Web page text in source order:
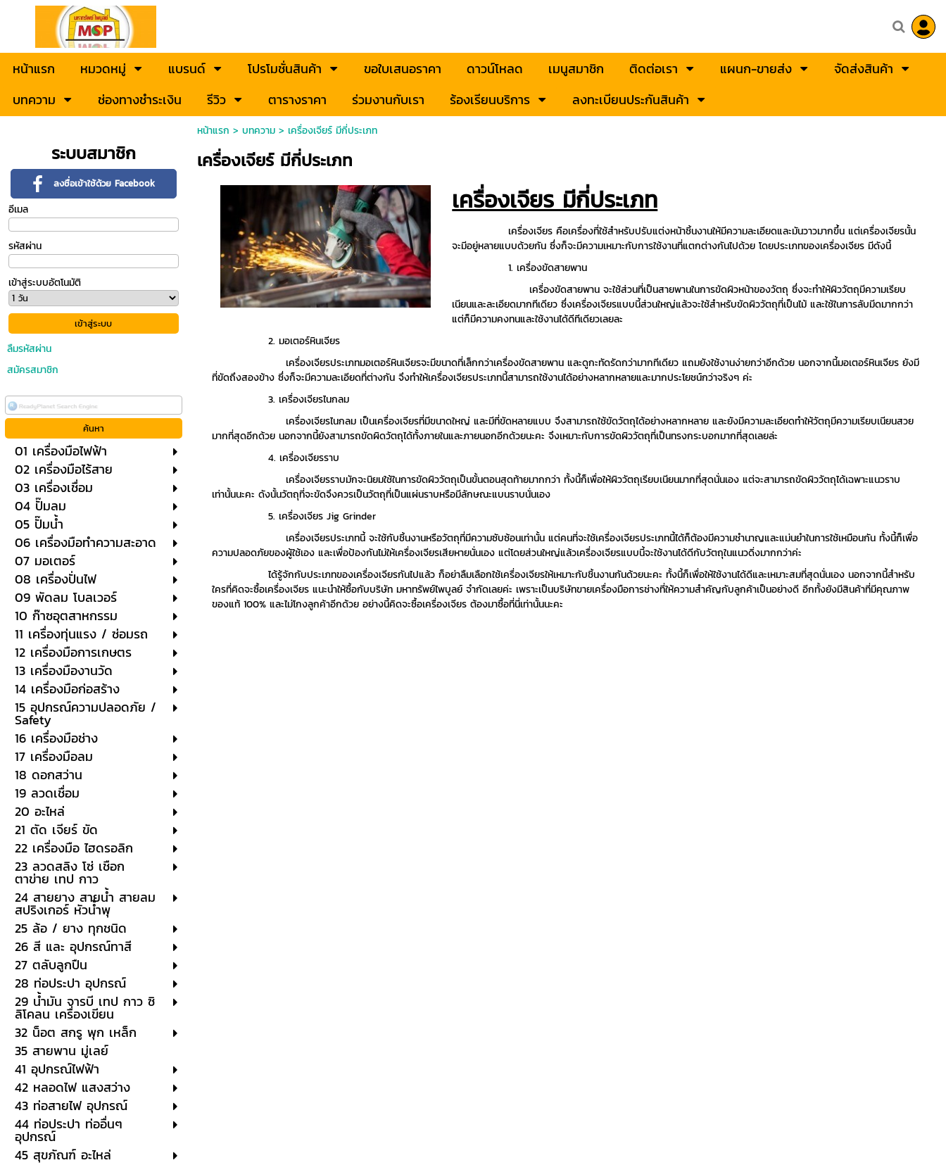
หน้าแรก หมวดหมู่ แบรนด์ โปรโมชั่นสินค้า ขอใบเสนอราคา ดาวน์โหลด เมนูสมาชิก ติดต่อเรา แผนก-ขายส่ง
จัดส่งสินค้า
บทความ
ช่องทางชำระเงิน รีวิว ตารางราคา ร่วมงานกับเรา ร้องเรียนบริการ ลงทะเบียนประกันสินค้า
ระบบสมาชิก
ลงชื่อเข้าใช้ด้วย Facebook
อีเมล
รหัสผ่าน
เข้าสู่ระบบอัตโนมัติ
ลืมรหัสผ่าน
สมัครสมาชิก
01 เครื่องมือไฟฟ้า
02 เครื่องมือไร้สาย
03 เครื่องเชื่อม
04 ปั๊มลม
05 ปั๊มน้ำ
06 เครื่องมือทำความสะอาด
07 มอเตอร์
08 เครื่องปั่นไฟ
09 พัดลม โบลเวอร์
10 ก๊าซอุตสาหกรรม
11 เครื่องทุ่นแรง / ซ่อมรถ
12 เครื่องมือการเกษตร
13 เครื่องมืองานวัด
14 เครื่องมือก่อสร้าง
15 อุปกรณ์ความปลอดภัย /
Safety
16 เครื่องมือช่าง
17 เครื่องมือลม
18 ดอกสว่าน
19 ลวดเชื่อม
20 อะไหล่
21 ตัด เจียร์ ขัด
22 เครื่องมือ ไฮดรอลิก
23 ลวดสลิง โซ่ เชือก
ตาข่าย เทป กาว
24 สายยาง สายน้ำ สายลม
สปริงเกอร์ หัวน้ำพุ
25 ล้อ / ยาง ทุกชนิด
26 สี และ อุปกรณ์ทาสี
27 ตลับลูกปืน
28 ท่อประปา อุปกรณ์
29 น้ำมัน จารบี เทป กาว ซิ
ลิโคลน เครื่องเขียน
32 น็อต สกรู พุก เหล็ก
35 สายพาน มู่เลย์
41 อุปกรณ์ไฟฟ้า
42 หลอดไฟ แสงสว่าง
43 ท่อสายไฟ อุปกรณ์
44 ท่อประปา ท่ออื่นๆ
อุปกรณ์
45 สุขภัณฑ์ อะไหล่
หน้าแรก > บทความ> เครื่องเจียร์ มีกี่ประเภท
เครื่องเจียร์ มีกี่ประเภท
เครื่องเจียร มีกี่ประเภท
เครื่องเจียร คือเครื่องที่ใช้สำหรับปรับแต่งหน้าชิ้นงานให้มีความละเอียดและมันวาวมากขึ้น แต่เครื่องเจียรนั้น
จะมีอยู่หลายแบบด้วยกัน ซึ่งก็จะมีความเหมาะกับการใช้งานที่แตกต่างกันไปด้วย โดยประเภทของเครื่องเจียร มีดังนี้
1. เครื่องขัดสายพาน
เครื่องขัดสายพาน จะใช้ส่วนที่เป็นสายพานในการขัดผิวหน้าของวัตถุ ซึ่งจะทำให้ผิววัตถุมีความเรียบ
เนียนและละเอียดมากทีเดียว ซึ่งเครื่องเจียรแบบนี้ส่วนใหญ่แล้วจะใช้สำหรับขัดผิววัตถุที่เป็นไม้ และใช้ในการลับมีดมากกว่า
แต่ก็มีความคงทนและใช้งานได้ดีทีเดียวเลยละ
2. มอเตอร์หินเจียร
เครื่องเจียรประเภทมอเตอร์หินเจียรจะมีขนาดที่เล็กกว่าเครื่องขัดสายพาน และดูกะทัดรัดกว่ามากทีเดียว แถมยังใช้งานง่ายกว่าอีกด้วย นอกจากนี้มอเตอร์หินเจียร ยังมี
ที่ขัดถึงสองข้าง ซึ่งก็จะมีความละเอียดที่ต่างกัน จึงทำให้เครื่องเจียรประเภทนี้สามารถใช้งานได้อย่างหลากหลายและมากประโยชน์กว่าจริงๆ ค่ะ
3. เครื่องเจียรไนกลม
เครื่องเจียรไนกลม เป็นเครื่องเจียรที่มีขนาดใหญ่ และมีที่ขัดหลายแบบ จึงสามารถใช้ขัดวัตถุได้อย่างหลากหลาย และยังมีความละเอียดทำให้วัตถุมีความเรียบเนียนสวย
มากที่สุดอีกด้วย นอกจากนี้ยังสามารถขัดผิดวัตถุได้ทั้งภายในและภายนอกอีกด้วยนะคะ จึงเหมาะกับการขัดผิววัตถุที่เป็นทรงกระบอกมากที่สุดเลยล่ะ
4. เครื่องเจียรราบ
เครื่องเจียรราบมักจะนิยมใช้ในการขัดผิววัตถุเป็นขั้นตอนสุดท้ายมากกว่า ทั้งนี้ก็เพื่อให้ผิววัตถุเรียบเนียนมากที่สุดนั่นเอง แต่จะสามารถขัดผิววัตถุได้เฉพาะแนวราบ
เท่านั้นนะคะ ดังนั้นวัตถุที่จะขัดจึงควรเป็นวัตถุที่เป็นแผ่นราบหรือมีลักษณะแบนราบนั่นเอง
5. เครื่องเจียร Jig Grinder
เครื่องเจียรประเภทนี้ จะใช้กับชิ้นงานหรือวัตถุที่มีความซับซ้อนเท่านั้น แต่คนที่จะใช้เครื่องเจียรประเภทนี้ได้ก็ต้องมีความชำนาญและแม่นยำในการใช้เหมือนกัน ทั้งนี้ก็เพื่อ
ความปลอดภัยของผู้ใช้เอง และเพื่อป้องกันไม่ให้เครื่องเจียรเสียหายนั่นเอง แต่โดยส่วนใหญ่แล้วเครื่องเจียรแบบนี้จะใช้งานได้ดีกับวัตถุในแนวดิ่งมากกว่าค่ะ
ได้รู้จักกับประเภทของเครื่องเจียรกันไปแล้ว ก็อย่าลืมเลือกใช้เครื่องเจียรให้เหมาะกับชิ้นงานกันด้วยนะคะ ทั้งนี้ก็เพื่อให้ใช้งานได้ดีและเหมาะสมที่สุดนั่นเอง นอกจากนี้สำหรับ
ใครที่คิดจะซื้อเครื่องเจียร แนะนำให้ซื้อกับบริษัท มหาทรัพย์ไพบูลย์ จำกัดเลยค่ะ เพราะเป็นบริษัทขายเครื่องมือการช่างที่ให้ความสำคัญกับลูกค้าเป็นอย่างดี อีกทั้งยังมีสินค้าที่มีคุณภาพ
ของแท้ 100% และไม่โกงลูกค้าอีกด้วย อย่างนี้คิดจะซื้อเครื่องเจียร ต้องมาซื้อที่นี่เท่านั้นนะคะ